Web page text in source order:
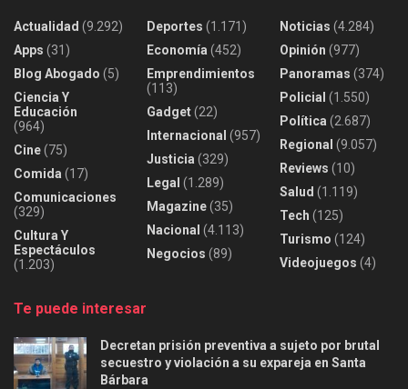
Actualidad (9.292)
Apps (31)
Blog Abogado (5)
Ciencia Y
Educación
(964)
Cine(75)
Comida (17)
Comunicaciones
(329)
Cultura Y
Espectáculos
(1.203)
Deportes (1.171)
Economía (452)
Emprendimientos
(113)
Gadget(22)
Internacional (957)
Justicia (329)
Legal (1.289)
Magazine(35)
Nacional (4.113)
Negocios (89)
Noticias (4.284)
Opinión (977)
Panoramas (374)
Policial (1.550)
Política (2.687)
Regional (9.057)
Reviews (10)
Salud (1.119)
Tech (125)
Turismo (124)
Videojuegos (4)
Te puede interesar
Decretan prisión preventiva a sujeto por brutal
secuestro y violación a su expareja en Santa
Bárbara